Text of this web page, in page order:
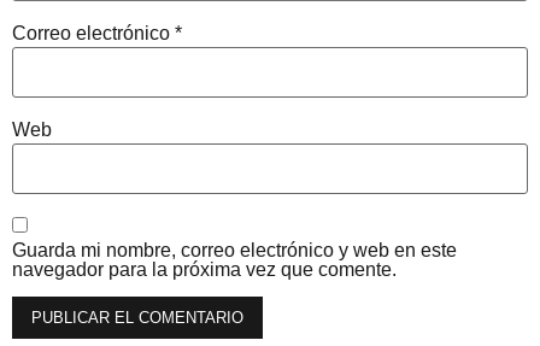
Correo electrónico *
Web
Guarda mi nombre, correo electrónico y web en este
navegador para la próxima vez que comente.